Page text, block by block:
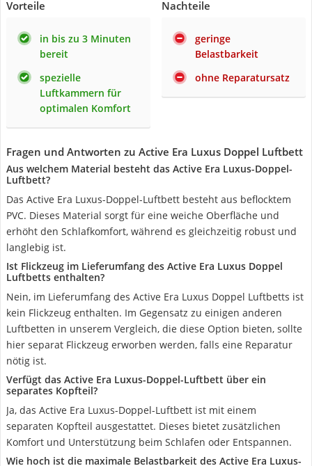
Vorteile
in bis zu 3 Minuten
bereit
spezielle
Luftkammern für
optimalen Komfort
Nachteile
geringe
Belastbarkeit
ohne Reparatursatz
Fragen und Antworten zu Active Era Luxus Doppel Luftbett
Aus welchem Material besteht das Active Era Luxus-Doppel-
Luftbett?
Das Active Era Luxus-Doppel-Luftbett besteht aus beflocktem
PVC. Dieses Material sorgt für eine weiche Oberfläche und
erhöht den Schlafkomfort, während es gleichzeitig robust und
langlebig ist.
Ist Flickzeug im Lieferumfang des Active Era Luxus Doppel
Luftbetts enthalten?
Nein, im Lieferumfang des Active Era Luxus Doppel Luftbetts ist
kein Flickzeug enthalten. Im Gegensatz zu einigen anderen
Luftbetten in unserem Vergleich, die diese Option bieten, sollte
hier separat Flickzeug erworben werden, falls eine Reparatur
nötig ist.
Verfügt das Active Era Luxus-Doppel-Luftbett über ein
separates Kopfteil?
Ja, das Active Era Luxus-Doppel-Luftbett ist mit einem
separaten Kopfteil ausgestattet. Dieses bietet zusätzlichen
Komfort und Unterstützung beim Schlafen oder Entspannen.
Wie hoch ist die maximale Belastbarkeit des Active Era Luxus-